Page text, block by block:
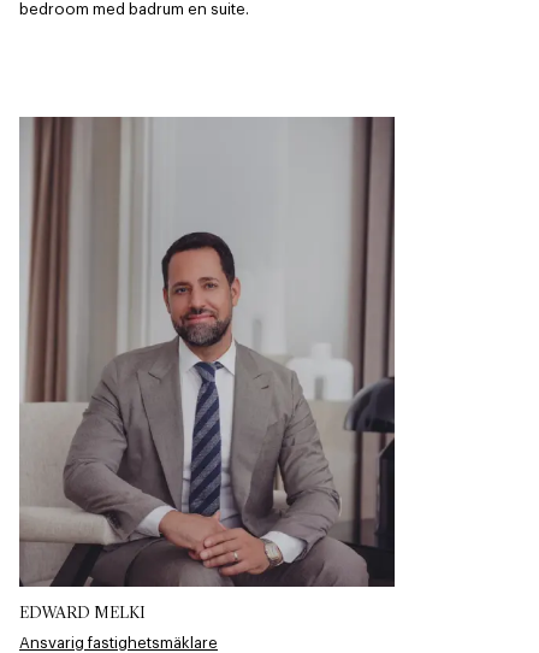
bedroom med badrum en suite.
EDWARD MELKI
Ansvarig fastighetsmäklare